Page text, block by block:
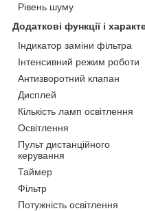
Рівень шуму
Додаткові функції і
Індикатор заміни фільтра
Інтенсивний режим роботи
Антизворотний клапан
Дисплей
Кількість ламп освітлення
Освітлення
Пульт дистанційного
керування
Таймер
Фільтр
Потужність освітлення